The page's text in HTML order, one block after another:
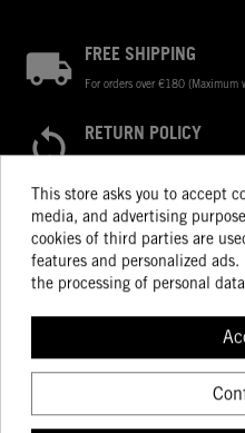
FREE SHIPPING
For orders over €180 (Maximum
RETURN POLICY
LATEST NEWS
Check out our store for the
PERSONALIZED
Stay informed
This store asks you to accept
media, and advertising
cookies of third parties are
features and personalized
the processing of personal